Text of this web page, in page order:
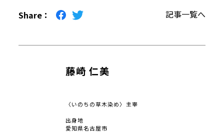
Share 記事一覧へ
藤崎 仁美
〈いのちの草木染め〉主宰
出身地
愛知県名古屋市